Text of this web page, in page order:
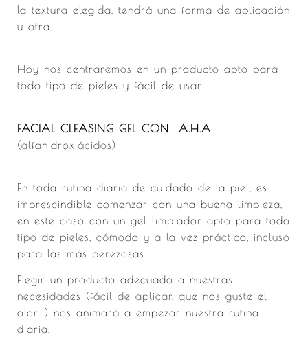
la textura elegida, tendrá una forma de aplicación
u otra.
Hoy nos centraremos en un producto apto para
todo tipo de pieles y fácil de usar.
FACIAL CLEASING GEL CON A.H.A
(alfahidroxiácidos)
En toda rutina diaria de cuidado de la piel, es
imprescindible comenzar con una buena limpieza,
en este caso con un gel limpiador apto para todo
tipo de pieles, cómodo y a la vez práctico, incluso
para las más perezosas.
Elegir un producto adecuado a nuestras
necesidades (fácil de aplicar, que nos guste el
olor…) nos animará a empezar nuestra rutina
diaria.